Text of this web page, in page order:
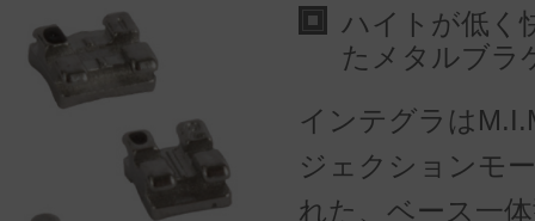
ハイトが低く
たメタルブラ
インテグラは
ジェクションモ
れた、ベース一